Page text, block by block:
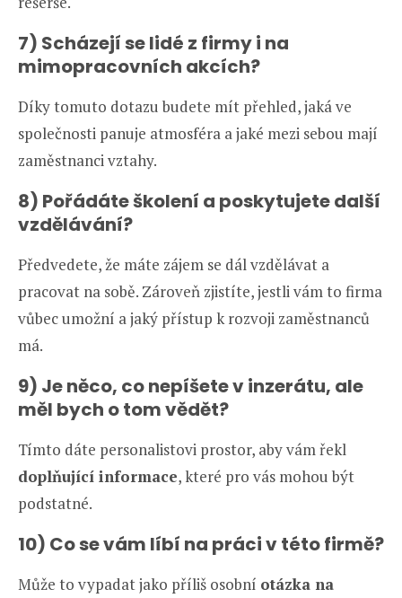
7) Scházejí se lidé z firmy i na
mimopracovních akcích?
Díky tomuto dotazu budete mít přehled, jaká ve
společnosti panuje atmosféra a jaké mezi sebou mají
zaměstnanci vztahy.
8) Pořádáte školení a poskytujete další
vzdělávání?
Předvedete, že máte zájem se dál vzdělávat a
pracovat na sobě. Zároveň zjistíte, jestli vám to firma
vůbec umožní a jaký přístup k rozvoji zaměstnanců
má.
9) Je něco, co nepíšete v inzerátu, ale
měl bych o tom vědět?
Tímto dáte personalistovi prostor, aby vám řekl
doplňující informace, které pro vás mohou být
podstatné.
10) Co se vám líbí na práci v této firmě?
Může to vypadat jako příliš osobní otázka na